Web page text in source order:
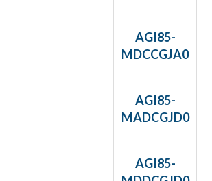
AGI85-
MDCCGJA0
AGI85-
MADCGJD0
AGI85-